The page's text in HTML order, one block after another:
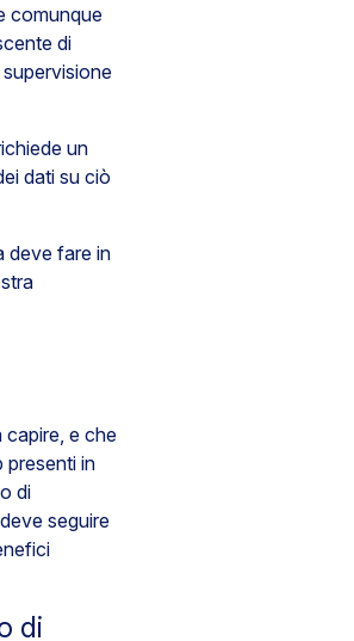
comunque
di
un
dati su ciò
deve fare in
e che
presenti in
di
seguire
di